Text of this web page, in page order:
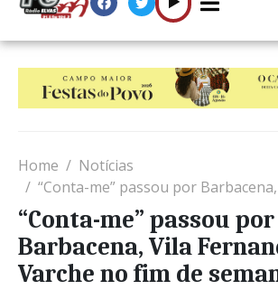
Home
Notícias
“Conta-me” passou por Barbacena, Vila Fernando e
“Conta-me” passou por
Barbacena, Vila
Varche no fim de